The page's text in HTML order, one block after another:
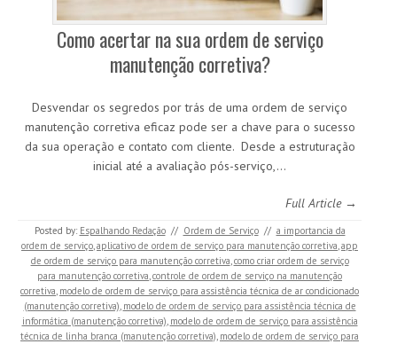
Como acertar na sua ordem de serviço
manutenção corretiva?
Desvendar os segredos por trás de uma ordem de serviço
manutenção corretiva eficaz pode ser a chave para o sucesso
da sua operação e contato com cliente. Desde a estruturação
inicial até a avaliação pós-serviço,…
Full Article →
Posted by: Espalhando Redação // Ordem de Serviço // a importancia da
ordem de serviço,aplicativo de ordem de serviço para manutenção corretiva,app
de ordem de serviço para manutenção corretiva,como criar ordem de serviço
para manutenção corretiva,controle de ordem de serviço na manutenção
corretiva, modelo de ordem de serviço para assistência técnica de ar condicionado
(manutenção corretiva), modelo de ordem de serviço para assistência técnica de
informática (manutenção corretiva), modelo de ordem de serviço para assistência
técnica de linha branca (manutenção corretiva), modelo de ordem de serviço para